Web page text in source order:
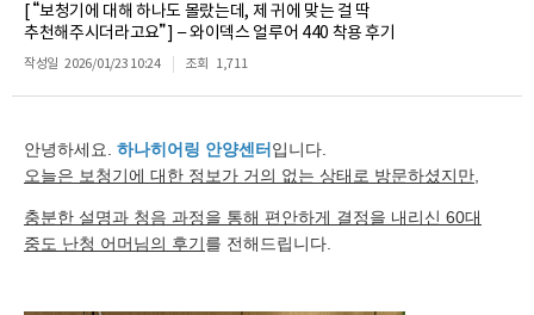
[ “보청기에 대해 하나도 몰랐는데, 제 귀에 맞는 걸 딱
추천해주시더라고요”] – 와이덱스 얼루어 440 착용 후기
작성일 2026/01/23 10:24 조회 1,711
안녕하세요. 하나히어링 안양센터 입니다.
오늘은 보청기에 대한 정보가 거의 없는 상태로 방문하셨지만,
충분한 설명과 청음 과정을 통해 편안하게 결정을 내리신 60대
중도 난청 어머님의 후기를 전해드립니다.